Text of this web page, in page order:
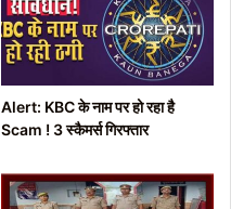
g
e
Alert: KBC के नाम पर हो रहा है
Scam ! 3 स्कैमर्स गिरफ्तार